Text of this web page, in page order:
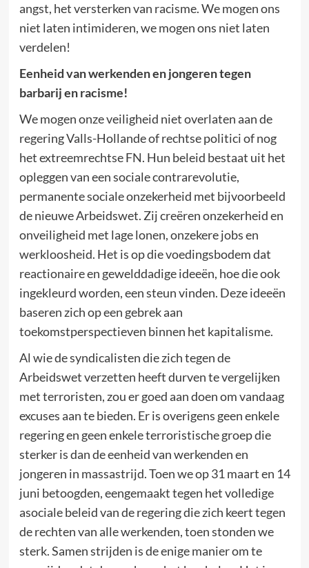
angst, het versterken van racisme. We mogen ons
niet laten intimideren, we mogen ons niet laten
verdelen!
Eenheid van werkenden en jongeren tegen
barbarij en racisme!
We mogen onze veiligheid niet overlaten aan de
regering Valls-Hollande of rechtse politici of nog
het extreemrechtse FN. Hun beleid bestaat uit het
opleggen van een sociale contrarevolutie,
permanente sociale onzekerheid met bijvoorbeeld
de nieuwe Arbeidswet. Zij creëren onzekerheid en
onveiligheid met lage lonen, onzekere jobs en
werkloosheid. Het is op die voedingsbodem dat
reactionaire en gewelddadige ideeën, hoe die ook
ingekleurd worden, een steun vinden. Deze ideeën
baseren zich op een gebrek aan
toekomstperspectieven binnen het kapitalisme.
Al wie de syndicalisten die zich tegen de
Arbeidswet verzetten heeft durven te vergelijken
met terroristen, zou er goed aan doen om vandaag
excuses aan te bieden. Er is overigens geen enkele
regering en geen enkele terroristische groep die
sterker is dan de eenheid van werkenden en
jongeren in massastrijd. Toen we op 31 maart en 14
juni betoogden, eengemaakt tegen het volledige
asociale beleid van de regering die zich keert tegen
de rechten van alle werkenden, toen stonden we
sterk. Samen strijden is de enige manier om te